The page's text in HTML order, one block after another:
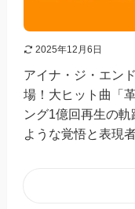
2025年12月6日
アイナ・ジ・エン
場！大ヒット曲「
ング1億回再生の
ような覚悟と表現